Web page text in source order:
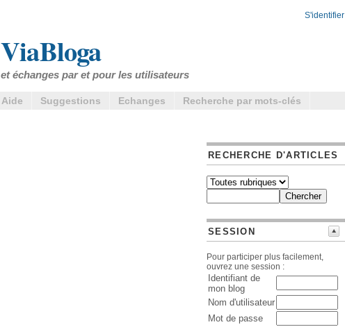
S'identifier
échanges par et pour les utilisateurs
Aide Suggestions Echanges Recherche par mots-clés
RECHERCHE D'ARTICLES
SESSION
Pour participer plus facilement,
ouvrez une session :
Identifiant de
mon blog
Nom d'utilisateur
Mot de passe